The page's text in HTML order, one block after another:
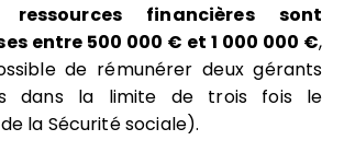
ressources financières sont
entre 500 000 € et 1 000 000 €,
de rémunérer deux gérants
dans la limite de trois fois le
la Sécurité sociale).